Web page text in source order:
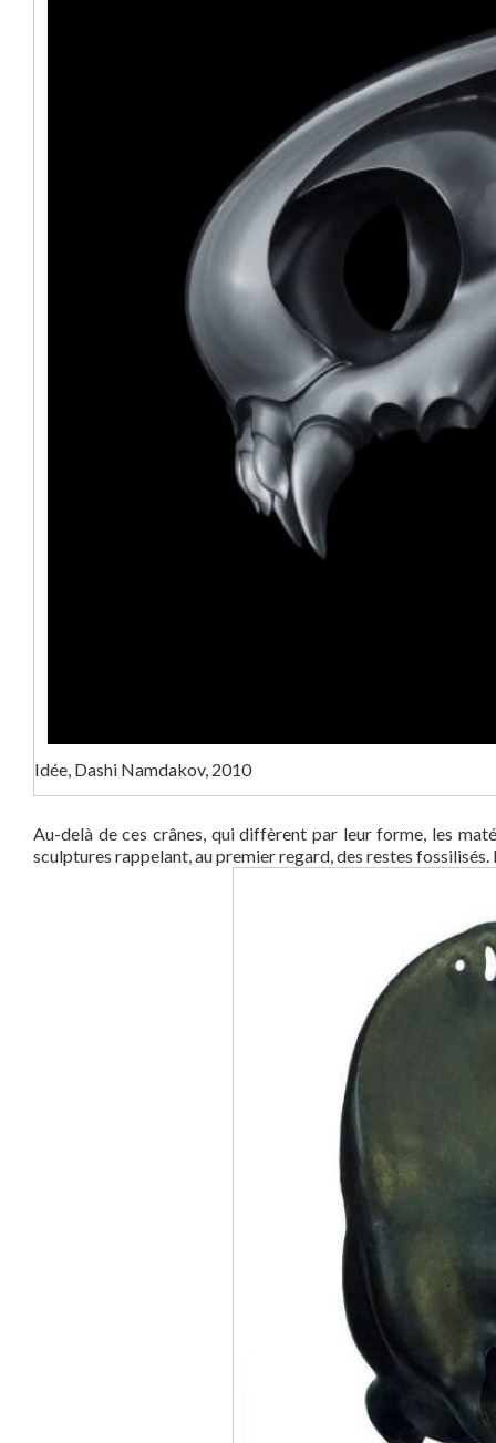
Idée, Dashi Namdakov, 2010
Au-delà de ces crânes, qui diffèrent par leur forme, les
sculptures rappelant, au premier regard, des restes fossilisés.